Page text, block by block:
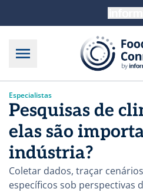
Especialistas
Pesquisas de
elas são
indústria?
Coletar dados, traçar
específicos sob perspectivas